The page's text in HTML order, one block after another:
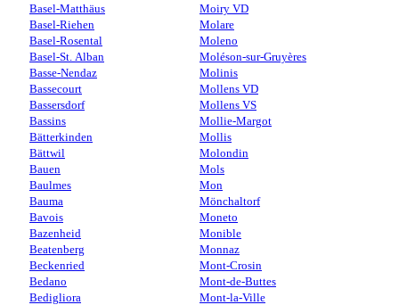
Basel-Matthäus
Basel-Riehen
Basel-Rosental
Basel-St. Alban
Basse-Nendaz
Bassecourt
Bassersdorf
Bassins
Bätterkinden
Bättwil
Bauen
Baulmes
Bauma
Bavois
Bazenheid
Beatenberg
Beckenried
Bedano
Bedigliora
Moiry VD
Molare
Moleno
Moléson-sur-Gruyères
Molinis
Mollens VD
Mollens VS
Mollie-Margot
Mollis
Molondin
Mols
Mon
Mönchaltorf
Moneto
Monible
Monnaz
Mont-Crosin
Mont-de-Buttes
Mont-la-Ville